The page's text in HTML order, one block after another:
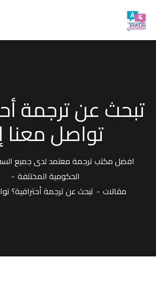
تبحث عن ترجمة
تواصل معنا
افضل مكتب ترجمة معتمد لدى جميع
الحكومية المختلفة
مقالات
تبحث عن ترجمة أحترافية؟